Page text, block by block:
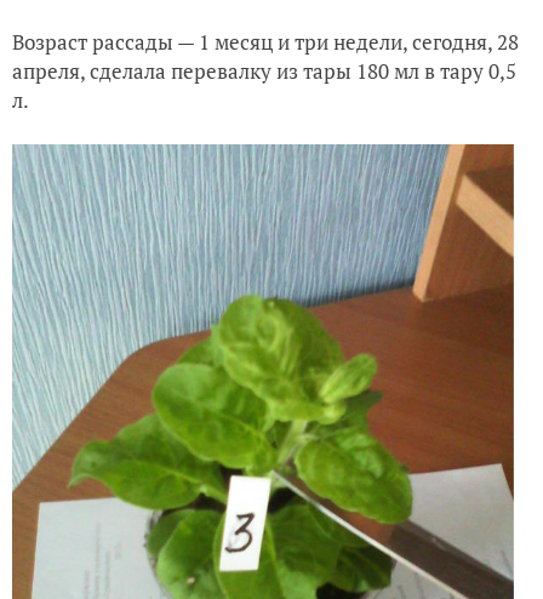
Возраст рассады — 1 месяц и три недели, сегодня, 28
апреля, сделала перевалку из тары 180 мл в тару 0,5
л.